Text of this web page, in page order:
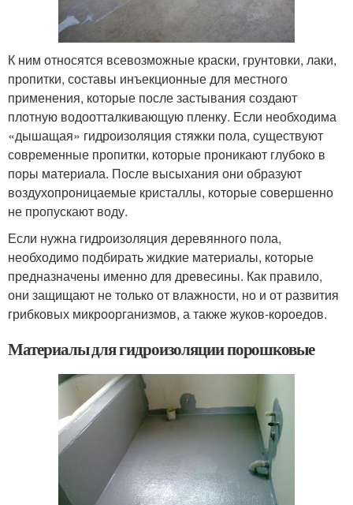
К ним относятся всевозможные краски, грунтовки, лаки,
пропитки, составы инъекционные для местного
применения, которые после застывания создают
плотную водоотталкивающую пленку. Если необходима
«дышащая» гидроизоляция стяжки пола, существуют
современные пропитки, которые проникают глубоко в
поры материала. После высыхания они образуют
воздухопроницаемые кристаллы, которые совершенно
не пропускают воду.
Если нужна гидроизоляция деревянного пола,
необходимо подбирать жидкие материалы, которые
предназначены именно для древесины. Как правило,
они защищают не только от влажности, но и от развития
грибковых микроорганизмов, а также жуков-короедов.
Материалы для гидроизоляции порошковые